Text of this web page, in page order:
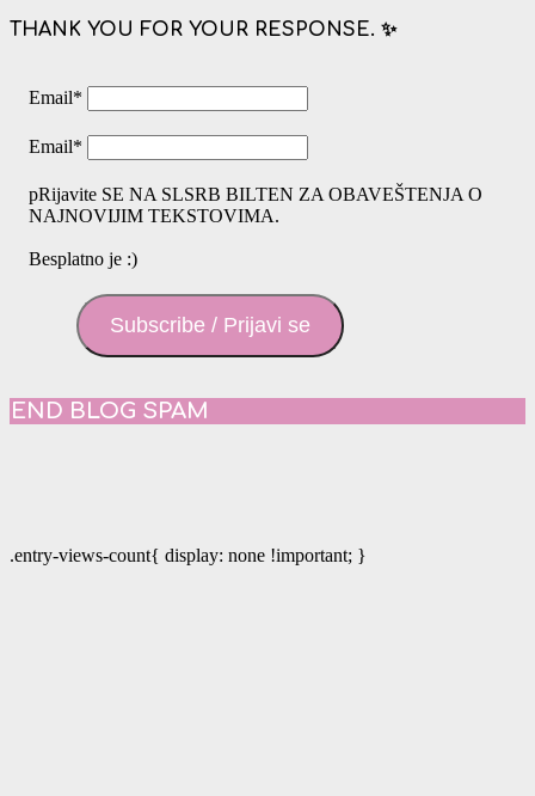
THANK YOU FOR YOUR RESPONSE. ✨
Email*
Email*
pRijavite SE NA SLSRB BILTEN ZA OBAVEŠTENJA O
NAJNOVIJIM TEKSTOVIMA.
Besplatno je :)
Subscribe / Prijavi se
END BLOG SPAM
.entry-views-count{ display: none !important; }